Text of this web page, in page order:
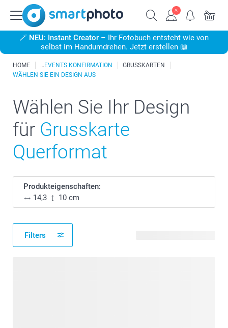
🪄 NEU: Instant Creator – Ihr Fotobuch entsteht wie von
selbst im Handumdrehen. Jetzt erstellen 📖
HOME EVENTS.KONFIRMATION
GRUSSKARTEN
WÄHLEN SIE EIN DESIGN AUS
Wählen Sie Ihr Design
für Grusskarte
Querformat
Produkteigenschaften:
14,3
10 cm
Filters